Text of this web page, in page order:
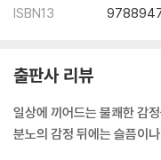
ISBN13
출판사 리뷰
일상에 끼어드는 불쾌한 감
분노의 감정 뒤에는 슬픔이